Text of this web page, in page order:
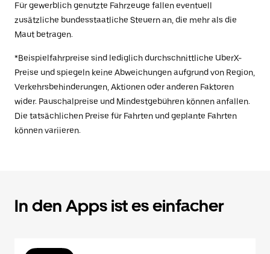
Für gewerblich genutzte Fahrzeuge fallen eventuell
zusätzliche bundesstaatliche Steuern an, die mehr als die
Maut betragen.
*Beispielfahrpreise sind lediglich durchschnittliche UberX-
Preise und spiegeln keine Abweichungen aufgrund von Region,
Verkehrsbehinderungen, Aktionen oder anderen Faktoren
wider. Pauschalpreise und Mindestgebühren können anfallen.
Die tatsächlichen Preise für Fahrten und geplante Fahrten
können variieren.
In den Apps ist es einfacher